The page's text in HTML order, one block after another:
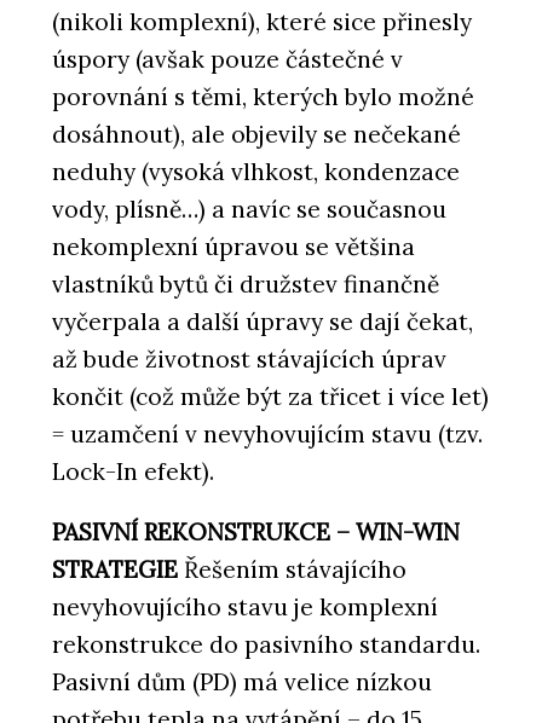
(nikoli komplexní), které sice přinesly
úspory (avšak pouze částečné v
porovnání s těmi, kterých bylo možné
dosáhnout), ale objevily se nečekané
neduhy (vysoká vlhkost, kondenzace
vody, plísně…) a navíc se současnou
nekomplexní úpravou se většina
vlastníků bytů či družstev finančně
vyčerpala a další úpravy se dají čekat,
až bude životnost stávajících úprav
končit (což může být za třicet i více let)
= uzamčení v nevyhovujícím stavu (tzv.
Lock-In efekt).
PASIVNÍ REKONSTRUKCE – WIN-WIN
STRATEGIE Řešením stávajícího
nevyhovujícího stavu je komplexní
rekonstrukce do pasivního standardu.
Pasivní dům (PD) má velice nízkou